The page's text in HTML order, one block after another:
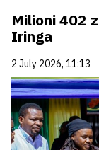
Milioni 402
Iringa
2 July 2026, 11:13